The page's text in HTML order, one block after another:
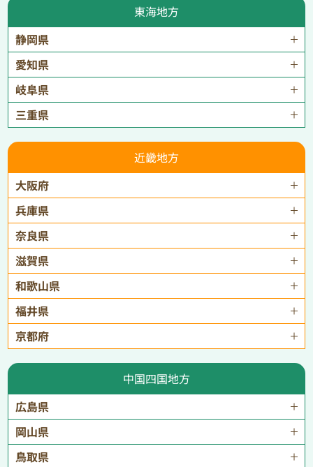
東海地方
静岡県
愛知県
岐阜県
三重県
近畿地方
大阪府
兵庫県
奈良県
滋賀県
和歌山県
福井県
京都府
中国四国地方
広島県
岡山県
鳥取県